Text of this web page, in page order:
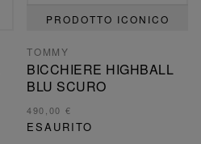
PRODOTTO ICONICO
TOMMY
BICCHIERE HIGHBALL
BLU SCURO
490,00 €
ESAURITO